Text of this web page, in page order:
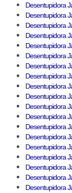
Desentupidora
Desentupidora
Desentupidora
Desentupidora
Desentupidora
Desentupidora
Desentupidora
Desentupidora
Desentupidora
Desentupidora
Desentupidora
Desentupidora
Desentupidora
Desentupidora
Desentupidora
Desentupidora
Desentupidora
Desentupidora
Desentupidora